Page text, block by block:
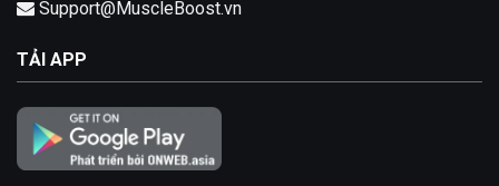
Support@MuscleBoost.vn
TẢI APP